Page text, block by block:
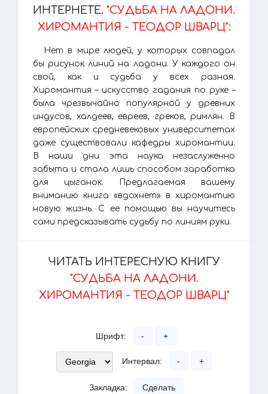
ИНТЕРНЕТЕ. "СУДЬБА НА ЛАДОНИ.
ХИРОМАНТИЯ - ТЕОДОР ШВАРЦ":
Нет в мире людей, у которых совпадал
бы рисунок линий на ладони. У каждого он
свой, как и судьба у всех разная.
Хиромантия – искусство гадания по руке –
была чрезвычайно популярной у древних
индусов, халдеев, евреев, греков, римлян. В
европейских средневековых университетах
даже существовали кафедры хиромантии.
В наши дни эта наука незаслуженно
забыта и стала лишь способом заработка
для цыганок. Предлагаемая вашему
вниманию книга «вдохнет» в хиромантию
новую жизнь. С ее помощью вы научитесь
сами предсказывать судьбу по линиям руки.
ЧИТАТЬ ИНТЕРЕСНУЮ КНИГУ
"СУДЬБА НА ЛАДОНИ.
ХИРОМАНТИЯ - ТЕОДОР ШВАРЦ"
Шрифт: - +
Интервал: - +
Закладка: Сделать